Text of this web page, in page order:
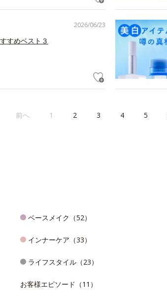
2026/06/23
すめベスト３
前へ 1 2 3 4 5
ベースメイク（52）
インナーケア（33）
ライフスタイル（23）
お客様エピソード（11）